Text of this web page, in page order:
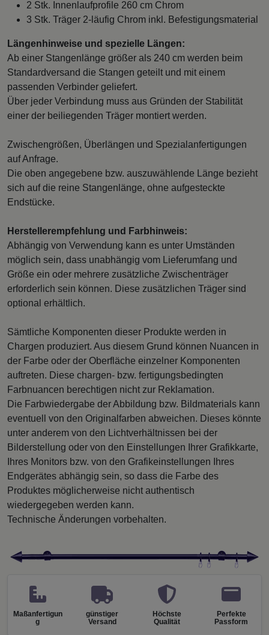
2 Stk. Innenlaufprofile 260 cm Chrom
3 Stk. Träger 2-läufig Chrom inkl. Befestigungsmaterial
Längenhinweise und spezielle Längen:
Ab einer Stangenlänge größer als 240 cm werden beim
Standardversand die Stangen geteilt und mit einem
passenden Verbinder geliefert.
Über jeder Verbindung muss aus Gründen der Stabilität
einer der beiliegenden Träger montiert werden.
Zwischengrößen, Überlängen und Spezialanfertigungen
auf Anfrage.
Die oben angegebene bzw. auszuwählende Länge bezieht
sich auf die reine Stangenlänge, ohne aufgesteckte
Endstücke.
Herstellerempfehlung und Farbhinweis:
Abhängig von Verwendung kann es unter Umständen
möglich sein, dass unabhängig vom Lieferumfang und
Größe ein oder mehrere zusätzliche Zwischenträger
erforderlich sein können. Diese zusätzlichen Träger sind
optional erhältlich.
Sämtliche Komponenten dieser Produkte werden in
Chargen produziert. Aus diesem Grund können Nuancen in
der Farbe oder der Oberfläche einzelner Komponenten
auftreten. Diese chargen- bzw. fertigungsbedingten
Farbnuancen berechtigen nicht zur Reklamation.
Die Farbwiedergabe der Abbildung bzw. Bildmaterials kann
eventuell von den Originalfarben abweichen. Dieses könnte
unter anderem von den Lichtverhältnissen bei der
Bilderstellung oder von den Einstellungen Ihrer Grafikkarte,
Ihres Monitors bzw. von den Grafikeinstellungen Ihres
Endgerätes abhängig sein, so dass die Farbe des
Produktes möglicherweise nicht authentisch
wiedergegeben werden kann.
Technische Änderungen vorbehalten.
Maßanfertigun
g
günstiger
Versand
Höchste
Qualität
Perfekte
Passform